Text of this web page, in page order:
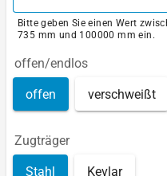
Bitte geben Sie einen Wert
735 mm und 100000 mm ein.
offen/endlos
offen verschweißt
Zugträger
Stahl Kevlar